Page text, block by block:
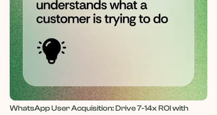
WhatsApp User Acquisition: Drive 7-14x ROI with